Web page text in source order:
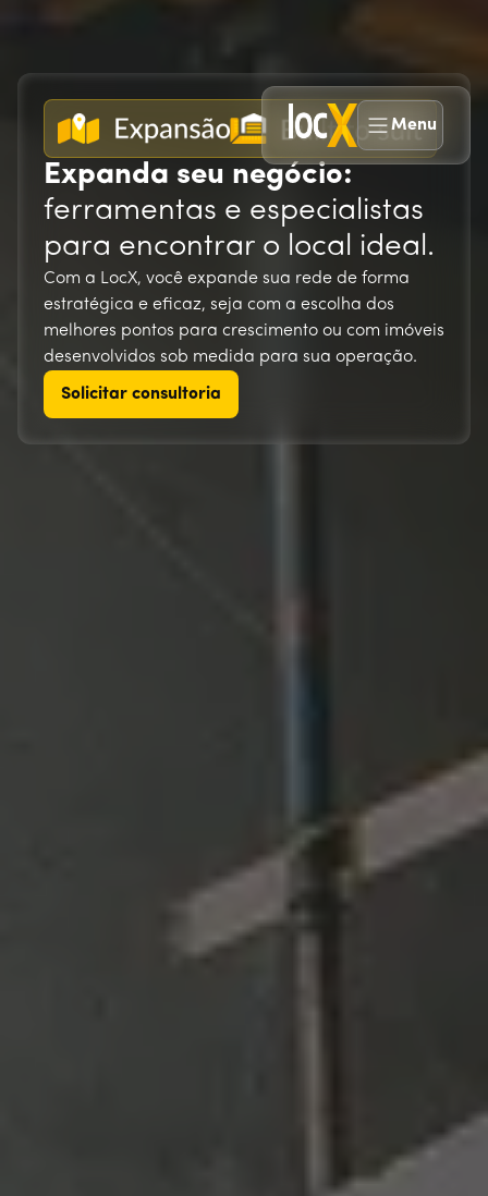
Menu
Expanda seu negócio:
ferramentas e especialistas
para encontrar o local ideal.
Com a LocX, você expande sua rede de forma
estratégica e eficaz, seja com a escolha dos
melhores pontos para crescimento ou com imóveis
desenvolvidos sob medida para sua operação.
Solicitar consultoria
Solicitar consultoria